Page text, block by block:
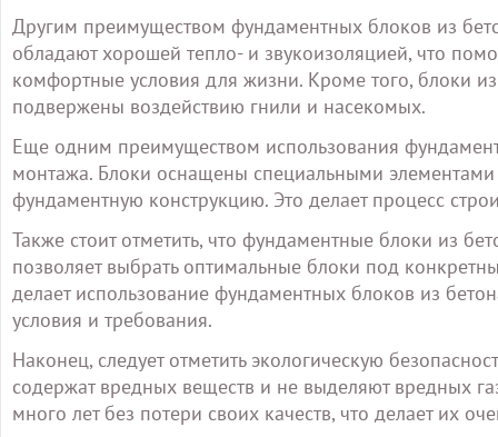
Другим преимуществом фундаментных блоков из
обладают хорошей тепло- и звукоизоляцией, что
комфортные условия для жизни. Кроме того, блоки
подвержены воздействию гнили и насекомых.
Еще одним преимуществом использования
монтажа. Блоки оснащены специальными элементами
фундаментную конструкцию. Это делает процесс
Также стоит отметить, что фундаментные блоки из
позволяет выбрать оптимальные блоки под
делает использование фундаментных блоков из
условия и требования.
Наконец, следует отметить экологическую
содержат вредных веществ и не выделяют вредных
много лет без потери своих качеств, что делает их